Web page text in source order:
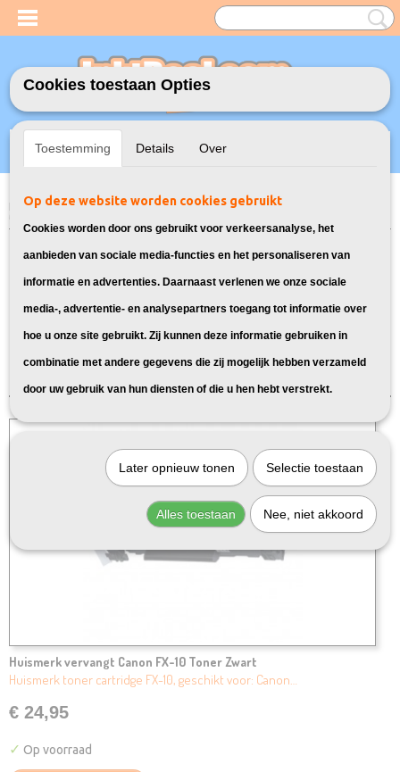
Inloggen Registreren
UW WINKELWAGEN
Home>Toners>FX-10 Toner voor Canon > Toner voor Canon I-Sensys
Toners die geschikt zijn voor de
Canon I-Sensys MF4370DN:
Huismerk vervangt Canon FX-10 Toner Zwart
Huismerk toner cartridge FX-10, geschikt voor: Canon…
€ 24,95
✓ Op voorraad
Cookies toestaan Opties
Toestemming Details Over
Op deze website worden cookies gebruikt
Cookies worden door ons gebruikt voor verkeersanalyse, het
aanbieden van sociale media-functies en het personaliseren van
informatie en advertenties. Daarnaast verlenen we onze sociale
media-, advertentie- en analysepartners toegang tot informatie over
hoe u onze site gebruikt. Zij kunnen deze informatie gebruiken in
combinatie met andere gegevens die zij mogelijk hebben verzameld
door uw gebruik van hun diensten of die u hen hebt verstrekt.
Later opnieuw tonen Selectie toestaan
Alles toestaan Nee, niet akkoord